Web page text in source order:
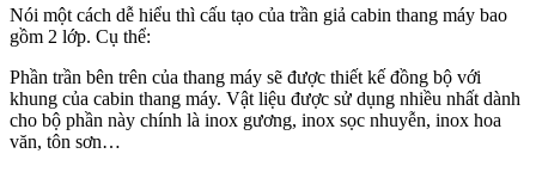
Nói một cách dễ hiểu thì cấu tạo của trần giả cabin thang máy bao
gồm 2 lớp. Cụ thể:
Phần trần bên trên của thang máy sẽ được thiết kế đồng bộ với
khung của cabin thang máy. Vật liệu được sử dụng nhiều nhất dành
cho bộ phần này chính là inox gương, inox sọc nhuyễn, inox hoa
văn, tôn sơn…